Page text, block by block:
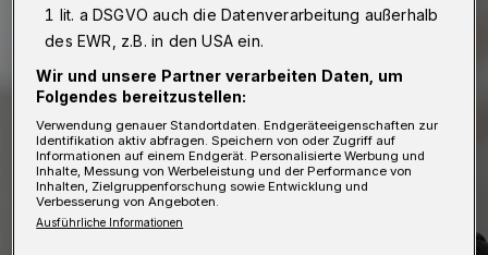
1 lit. a DSGVO auch die Datenverarbeitung außerhalb
des EWR, z.B. in den USA ein.
Wir und unsere Partner verarbeiten Daten, um
Folgendes bereitzustellen:
Verwendung genauer Standortdaten. Endgeräteeigenschaften zur
Identifikation aktiv abfragen. Speichern von oder Zugriff auf
Informationen auf einem Endgerät. Personalisierte Werbung und
Inhalte, Messung von Werbeleistung und der Performance von
Inhalten, Zielgruppenforschung sowie Entwicklung und
Verbesserung von Angeboten.
Ausführliche Informationen